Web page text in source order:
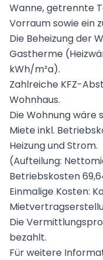
Wanne, getrennte
Vorraum sowie ein
Die Beheizung der
Gastherme
kWh/m²a).
Zahlreiche KFZ-
Wohnhaus.
Die Wohnung wäre
Miete inkl.
Heizung und Strom.
(Aufteilung:
Betriebskosten
Einmalige Kosten:
Die
bezahlt.
Für weitere